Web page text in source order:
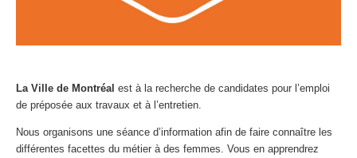
La Ville de Montréal est à la recherche de candidates pour l’emploi
de préposée aux travaux et à l’entretien.
Nous organisons une séance d’information afin de faire connaître les
différentes facettes du métier à des femmes. Vous en apprendrez